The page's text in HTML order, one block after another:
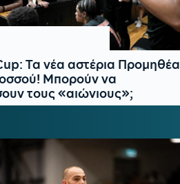
Τα νέα αστέρια Προμηθέα
Μπορούν να
τους «αιώνιους»;